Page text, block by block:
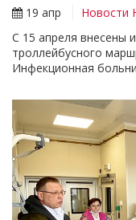
19 апр
Новости
С 15 апреля внесены
троллейбусного
Инфекционная